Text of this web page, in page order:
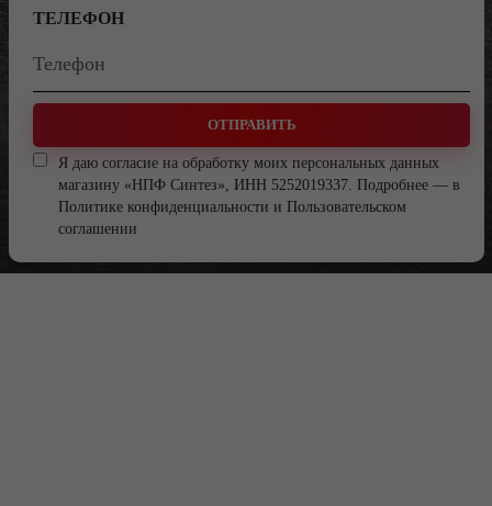
ТЕЛЕФОН
ОТПРАВИТЬ
Я даю согласие на обработку моих персональных данных
магазину «НПФ Синтез», ИНН 5252019337. Подробнее — в
Политике конфиденциальности и Пользовательском
соглашении